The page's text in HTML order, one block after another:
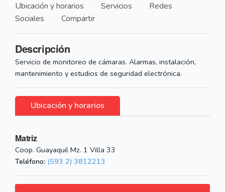
Ubicación y horarios Servicios
Redes
Sociales
Compartir
Descripción
Servicio de monitoreo de cámaras. Alarmas, instalación,
mantenimiento y estudios de seguridad electrónica.
Ubicación y horarios
Matriz
Coop. Guayaquil Mz. 1 Villa 33
Teléfono: (593 2) 3812213